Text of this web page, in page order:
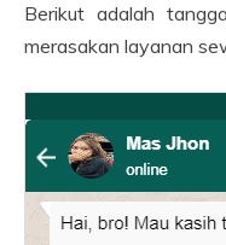
Berikut adalah
merasakan layanan